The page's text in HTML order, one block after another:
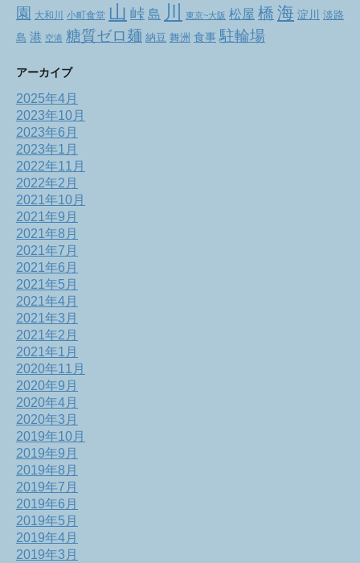
園 大和川 小町食堂 山 峠 島 川 東京~大阪 松屋 橋 海 淀川
淡路
島 港 空港 糖質ゼロ麺 納豆 舞洲 食事 駐輪場
アーカイブ
2025年4月
2023年10月
2023年6月
2023年1月
2022年11月
2022年2月
2021年10月
2021年9月
2021年8月
2021年7月
2021年6月
2021年5月
2021年4月
2021年3月
2021年2月
2021年1月
2020年11月
2020年9月
2020年4月
2020年3月
2019年10月
2019年9月
2019年8月
2019年7月
2019年6月
2019年5月
2019年4月
2019年3月